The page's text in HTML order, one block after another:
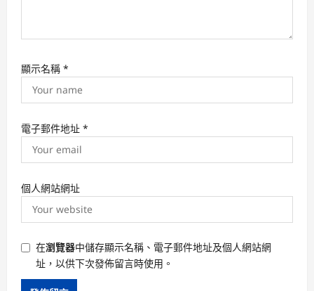
顯示名稱 *
電子郵件地址 *
個人網站網址
在瀏覽器中儲存顯示名稱、電子郵件地址及個人網站網
址，以供下次發佈留言時使用。